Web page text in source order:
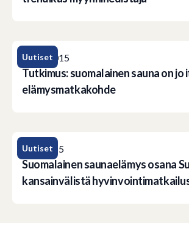
Uutiset
17.11.2015
Tutkimus: suomalainen sauna on jo
elämysmatkakohde
Uutiset
15.1.2015
Suomalainen saunaelämys osana
kansainvälistä